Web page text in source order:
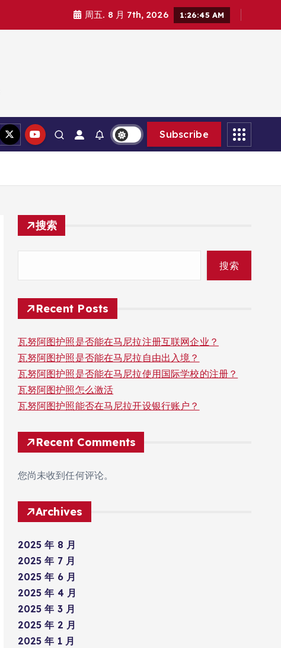
周五. 8 月 7th, 2026 1:26:46 AM
Subscribe
搜索
搜索
Recent Posts
瓦努阿图护照是否能在马尼拉注册互联网企业？
瓦努阿图护照是否能在马尼拉自由出入境？
瓦努阿图护照是否能在马尼拉使用国际学校的注册？
瓦努阿图护照怎么激活
瓦努阿图护照能否在马尼拉开设银行账户？
Recent Comments
您尚未收到任何评论。
Archives
2025 年 8 月
2025 年 7 月
2025 年 6 月
2025 年 4 月
2025 年 3 月
2025 年 2 月
2025 年 1 月